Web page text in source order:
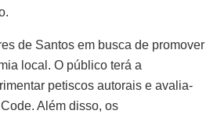
de Santos em busca de promover
local. O público terá a
petiscos autorais e avalia-
Além disso, os